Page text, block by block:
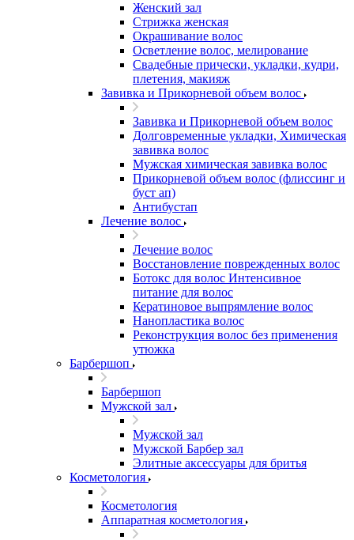
Женский зал
Стрижка женская
Окрашивание волос
Осветление волос, мелирование
Свадебные прически, укладки, кудри,
плетения, макияж
Завивка и Прикорневой объем волос
Завивка и Прикорневой объем волос
Долговременные укладки, Химическая
завивка волос
Мужская химическая завивка волос
Прикорневой объем волос (флиссинг и
буст ап)
Антибустап
Лечение волос
Лечение волос
Восстановление поврежденных волос
Бoтокс для волос Интенсивное
питание для волос
Кератиновое выпрямление волос
Нанопластика волос
Реконструкция волос без применения
утюжка
Барбершоп
Барбершоп
Мужской зал
Мужской зал
Мужской Барбер зал
Элитные аксессуары для бритья
Косметология
Косметология
Аппаратная косметология